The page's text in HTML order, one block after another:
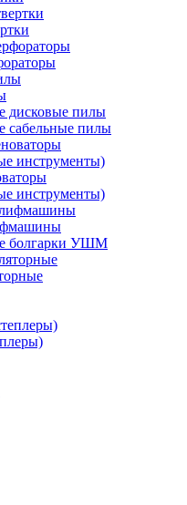
дисковые пилы
сабельные пилы
инструменты)
болгарки УШМ